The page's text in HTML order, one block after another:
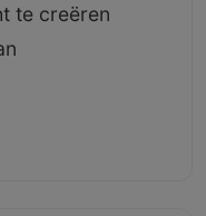
te creëren